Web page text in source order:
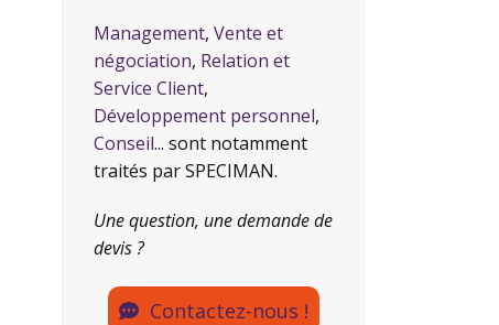
Management, Vente et
négociation, Relation et
Service Client,
Développement personnel,
Conseil... sont notamment
traités par SPECIMAN.
Une question, une demande de
devis ?
Contactez-nous !